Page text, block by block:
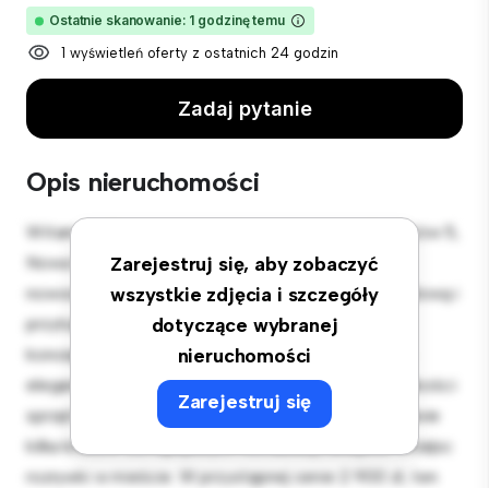
Ostatnie skanowanie: 1 godzinę temu
1 wyświetleń oferty z ostatnich 24 godzin
Zadaj pytanie
Opis nieruchomości
Zarejestruj się, aby zobaczyć
wszystkie zdjęcia i szczegóły
dotyczące wybranej
nieruchomości
Zarejestruj się
Witamy w Twojej nowej miejskiej oazie w ul. Józefitów 5,
Nowa Wieś, Krowodrza, Kraków, małopolskie! Ten
nowoczesny apartament z 2 sypialniami oferuje stylową i
przytulną przestrzeń do zamieszkania. Otwarta
koncepcja układu idealnie nadaje się do rozrywki, a
elegancka kuchnia jest wyposażona w najwyższej jakości
sprzęt. Dzięki doskonałej lokalizacji będziesz zaledwie
kilka kroków od najlepszych restauracji, sklepów i miejsc
rozrywki w mieście. W przystępnej cenie 2 900 zł, ten